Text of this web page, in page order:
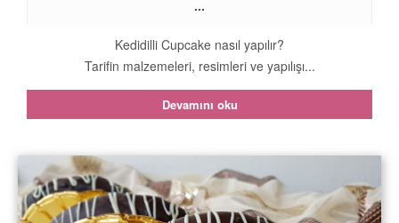
...
Kedidilli Cupcake nasıl yapılır?
Tarifin malzemeleri, resimleri ve yapılışı...
Devamını oku